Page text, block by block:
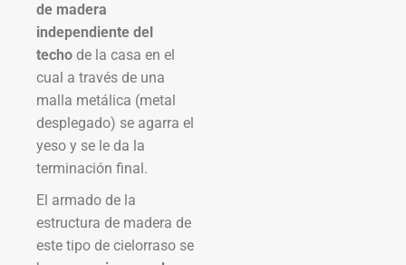
de madera
independiente del
techo de la casa en el
cual a través de una
malla metálica (metal
desplegado) se agarra el
yeso y se le da la
terminación final.
El armado de la
estructura de madera de
este tipo de cielorraso se